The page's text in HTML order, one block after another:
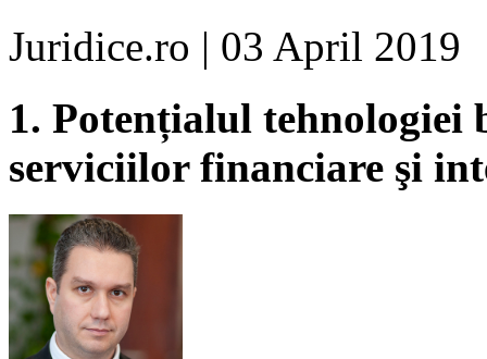
Juridice.ro | 03 April 2019
1. Potențialul tehnologiei
serviciilor financiare şi